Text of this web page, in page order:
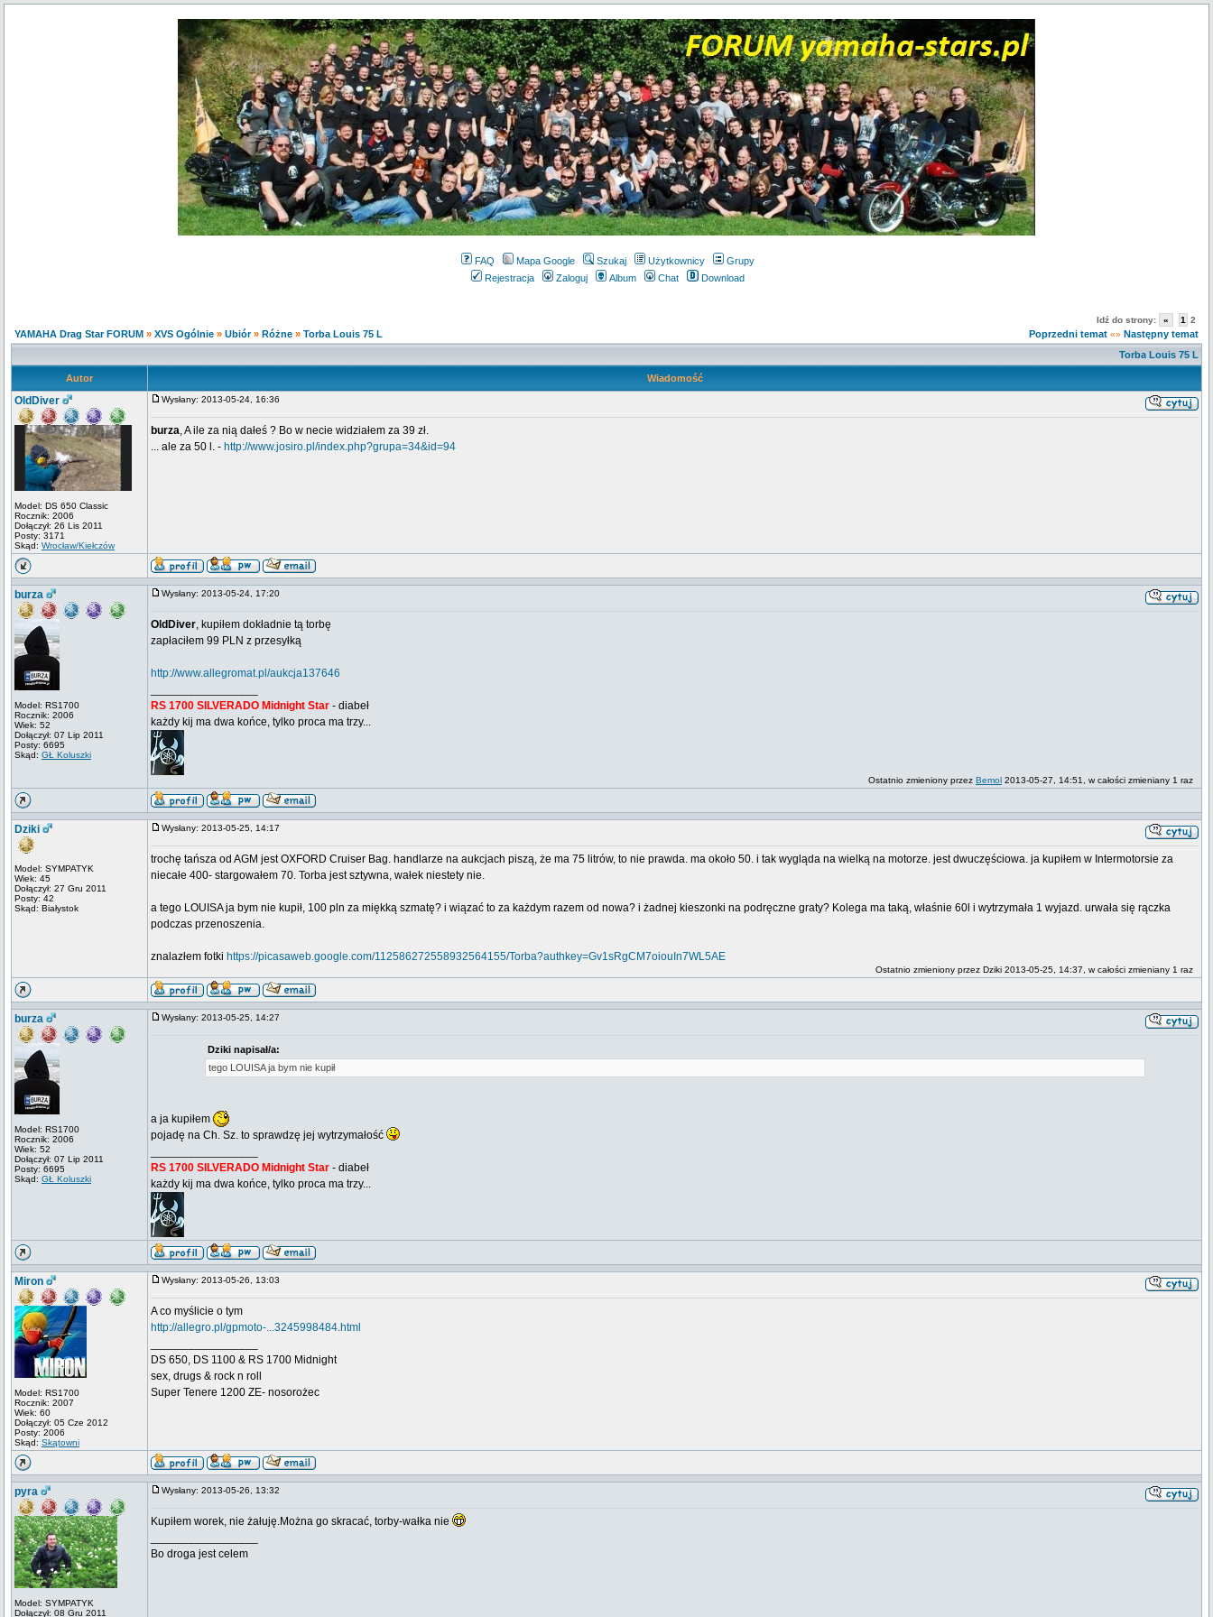
FAQ Mapa Google Szukaj Użytkownicy
Grupy
Rejestracja
Zaloguj Album Chat Download
YAMAHA Drag Star FORUM » XVS Ogólnie » Ubiór» Różne » Torba Louis 75 L
Idź do strony: « 1 2
Poprzedni temat «» Następny temat
Torba Louis 75 L
Autor Wiadomość
OldDiver
Model: DS 650 Classic
Rocznik: 2006
Dołączył: 26 Lis 2011
Posty: 3171
Skąd: Wrocław/Kiełczów
Wysłany: 2013-05-24, 16:36
burza, A ile za nią dałeś ? Bo w necie widziałem za 39 zł.
... ale za 50 l. - http://www.josiro.pl/index.php?grupa=34&id=94
burza
Model: RS1700
Rocznik: 2006
Wiek: 52
Dołączył: 07 Lip 2011
Posty: 6695
Skąd: GŁ Koluszki
Wysłany: 2013-05-24, 17:20
OldDiver, kupiłem dokładnie tą torbę
zapłaciłem 99 PLN z przesyłką
http://www.allegromat.pl/aukcja137646
RS 1700 SILVERADO Midnight Star - diabeł
każdy kij ma dwa końce, tylko proca ma trzy...
Ostatnio zmieniony przez Bemol 2013-05-27, 14:51, w całości zmieniany 1 raz
Dziki
Model: SYMPATYK
Wiek: 45
Dołączył: 27 Gru 2011
Posty: 42
Skąd: Białystok
Wysłany: 2013-05-25, 14:17
trochę tańsza od AGM jest OXFORD Cruiser Bag. handlarze na aukcjach piszą, że ma 75 litrów, to nie prawda. ma około 50. i tak wygląda na wielką na motorze. jest dwuczęściowa. ja kupiłem w Intermotorsie za
niecałe 400- stargowałem 70. Torba jest sztywna, wałek niestety nie.
a tego LOUISA ja bym nie kupił, 100 pln za miękką szmatę? i wiązać to za każdym razem od nowa? i żadnej kieszonki na podręczne graty? Kolega ma taką, właśnie 60l i wytrzymała 1 wyjazd. urwała się rączka
podczas przenoszenia.
znalazłem fotki https://picasaweb.google.com/112586272558932564155/Torba?authkey=Gv1sRgCM7oiouIn7WL5AE
Ostatnio zmieniony przez Dziki 2013-05-25, 14:37, w całości zmieniany 1 raz
burza
Model: RS1700
Rocznik: 2006
Wiek: 52
Dołączył: 07 Lip 2011
Posty: 6695
Skąd: GŁ Koluszki
Wysłany: 2013-05-25, 14:27
Dziki napisał/a:
tego LOUISA ja bym nie kupił
a ja kupiłem
pojadę na Ch. Sz. to sprawdzę jej wytrzymałość
RS 1700 SILVERADO Midnight Star - diabeł
każdy kij ma dwa końce, tylko proca ma trzy...
Miron
Model: RS1700
Rocznik: 2007
Wiek: 60
Dołączył: 05 Cze 2012
Posty: 2006
Skąd: Skątowni
Wysłany: 2013-05-26, 13:03
A co myślicie o tym
http://allegro.pl/gpmoto-...3245998484.html
DS 650, DS 1100 & RS 1700 Midnight
sex, drugs & rock n roll
Super Tenere 1200 ZE- nosorożec
pyra
Model: SYMPATYK
Dołączył: 08 Gru 2011
Wysłany: 2013-05-26, 13:32
Kupiłem worek, nie żałuję.Można go skracać, torby-wałka nie
Bo droga jest celem